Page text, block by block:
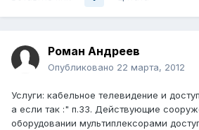
Роман Андреев
Опубликовано 22 марта, 2012
Услуги: кабельное телевидение и
а если так :" п.33. Действующие
оборудовании мультиплексорами